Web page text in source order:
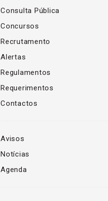
Consulta Pública
Concursos
Recrutamento
Alertas
Regulamentos
Requerimentos
Contactos
Avisos
Notícias
Agenda